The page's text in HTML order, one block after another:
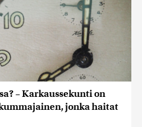
– Karkaussekunti on
jonka haitat